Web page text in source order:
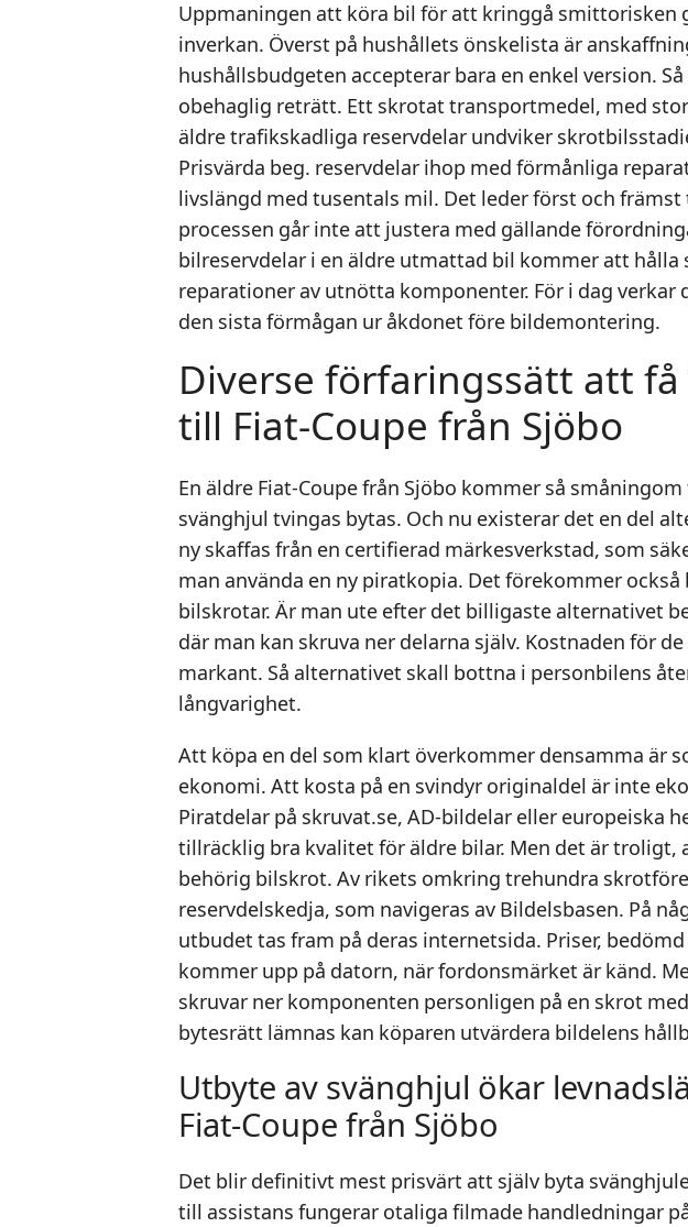
Uppmaningen att köra bil för att kringgå smittorisken
inverkan. Överst på hushållets önskelista är
hushållsbudgeten accepterar bara en enkel version.
obehaglig reträtt. Ett skrotat transportmedel, med
äldre trafikskadliga reservdelar undviker
Prisvärda beg. reservdelar ihop med förmånliga
livslängd med tusentals mil. Det leder först och
processen går inte att justera med gällande
bilreservdelar i en äldre utmattad bil kommer att hålla
reparationer av utnötta komponenter. För i dag
den sista förmågan ur åkdonet före bildemontering.
Diverse förfaringssätt att få
till Fiat-Coupe från Sjöbo
En äldre Fiat-Coupe från Sjöbo kommer så
svänghjul tvingas bytas. Och nu existerar det en del
ny skaffas från en certifierad märkesverkstad, som
man använda en ny piratkopia. Det förekommer
bilskrotar. Är man ute efter det billigaste alternativet
där man kan skruva ner delarna själv. Kostnaden för
markant. Så alternativet skall bottna i personbilens
långvarighet.
Att köpa en del som klart överkommer densamma är
ekonomi. Att kosta på en svindyr originaldel är inte
Piratdelar på skruvat.se, AD-bildelar eller europeiska
tillräcklig bra kvalitet för äldre bilar. Men det är troligt,
behörig bilskrot. Av rikets omkring trehundra
reservdelskedja, som navigeras av Bildelsbasen. På
utbudet tas fram på deras internetsida. Priser,
kommer upp på datorn, när fordonsmärket är känd.
skruvar ner komponenten personligen på en skrot
bytesrätt lämnas kan köparen utvärdera bildelens
Utbyte av svänghjul ökar
Fiat-Coupe från Sjöbo
Det blir definitivt mest prisvärt att själv byta
till assistans fungerar otaliga filmade handledningar